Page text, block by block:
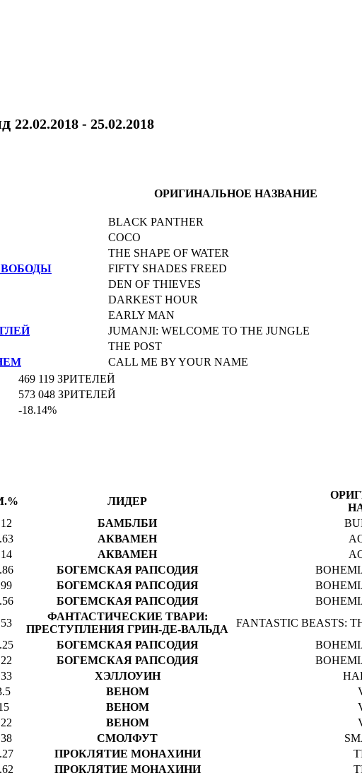
22.02.2018 - 25.02.2018
ОРИГИНАЛЬНОЕ НАЗВАНИЕ
BLACK PANTHER
COCO
THE SHAPE OF WATER
FIFTY SHADES FREED
DEN OF THIEVES
DARKEST HOUR
EARLY MAN
JUMANJI: WELCOME TO THE JUNGLE
THE POST
CALL ME BY YOUR NAME
469 119 ЗРИТЕЛЕЙ
573 048 ЗРИТЕЛЕЙ
-18.14%
ЛИДЕР
БАМБЛБИ
АКВАМЕН
АКВАМЕН
БОГЕМСКАЯ РАПСОДИЯ
БОГЕМСКАЯ РАПСОДИЯ
БОГЕМСКАЯ РАПСОДИЯ
ФАНТАСТИЧЕСКИЕ ТВАРИ:
ПРЕСТУПЛЕНИЯ ГРИН-ДЕ-ВАЛЬДА
FANTASTIC BEASTS:
БОГЕМСКАЯ РАПСОДИЯ
БОГЕМСКАЯ РАПСОДИЯ
ХЭЛЛОУИН
ВЕНОМ
ВЕНОМ
ВЕНОМ
СМОЛФУТ
ПРОКЛЯТИЕ МОНАХИНИ
ПРОКЛЯТИЕ МОНАХИНИ